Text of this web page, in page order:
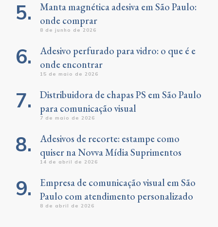
Manta magnética adesiva em São Paulo:
onde comprar
8 de junho de 2026
Adesivo perfurado para vidro: o que é e
onde encontrar
15 de maio de 2026
Distribuidora de chapas PS em São Paulo
para comunicação visual
7 de maio de 2026
Adesivos de recorte: estampe como
quiser na Novva Mídia Suprimentos
14 de abril de 2026
Empresa de comunicação visual em São
Paulo com atendimento personalizado
8 de abril de 2026